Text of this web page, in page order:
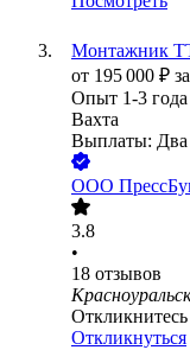
Монтажник
от 195 000 ₽
Опыт 1-3 года
Вахта
Выплаты: Два
ООО
3.8
•
18 отзывов
Красноуральск
Откликнуться